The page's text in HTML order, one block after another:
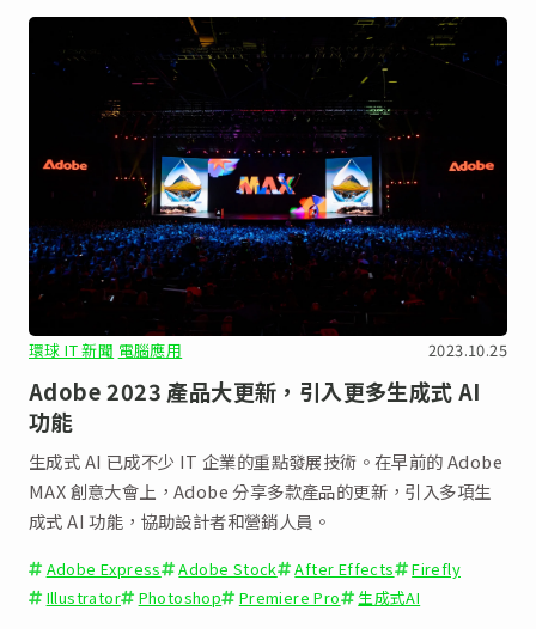
環球 IT 新聞 電腦應用 2023.10.25
Adobe 2023 產品大更新，引入更多生成式 AI
功能
生成式 AI 已成不少 IT 企業的重點發展技術。在早前的 Adobe
MAX 創意大會上，Adobe 分享多款產品的更新，引入多項生
成式 AI 功能，協助設計者和營銷人員。
Adobe Express Adobe Stock After Effects
Firefly
Illustrator
Photoshop Premiere Pro 生成式AI